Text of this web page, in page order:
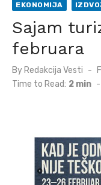
EKONOMIJA
Sajam
februara
By Redakcija Vesti
Time to Read: 2 min -